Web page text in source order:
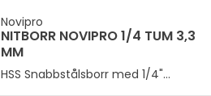
Novipro
NITBORR NOVIPRO 1/4 TUM 3,3
MM
HSS Snabbstålsborr med 1/4"